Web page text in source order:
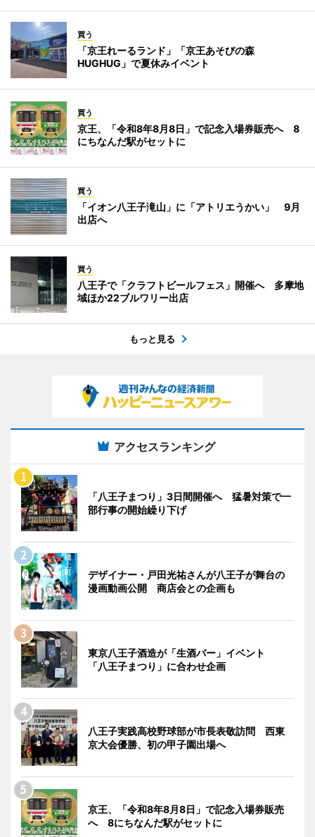
買う
「京王れーるランド」「京王あそびの森
HUGHUG」で夏休みイベント
買う
京王、「令和8年8月8日」で記念入場券販売へ 8
にちなんだ駅がセットに
買う
「イオン八王子滝山」に「アトリエうかい」 9月
出店へ
買う
八王子で「クラフトビールフェス」開催へ 多摩地
域ほか22ブルワリー出店
もっと見る
アクセスランキング
「八王子まつり」3日間開催へ 猛暑対策で一
部行事の開始繰り下げ
デザイナー・戸田光祐さんが八王子が舞台の
漫画動画公開 商店会との企画も
東京八王子酒造が「生酒バー」イベント
「八王子まつり」に合わせ企画
八王子実践高校野球部が市長表敬訪問 西東
京大会優勝、初の甲子園出場へ
京王、「令和8年8月8日」で記念入場券販売
へ 8にちなんだ駅がセットに